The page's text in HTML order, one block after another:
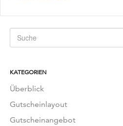
KATEGORIEN
Überblick
Gutscheinlayout
Gutscheinangebot